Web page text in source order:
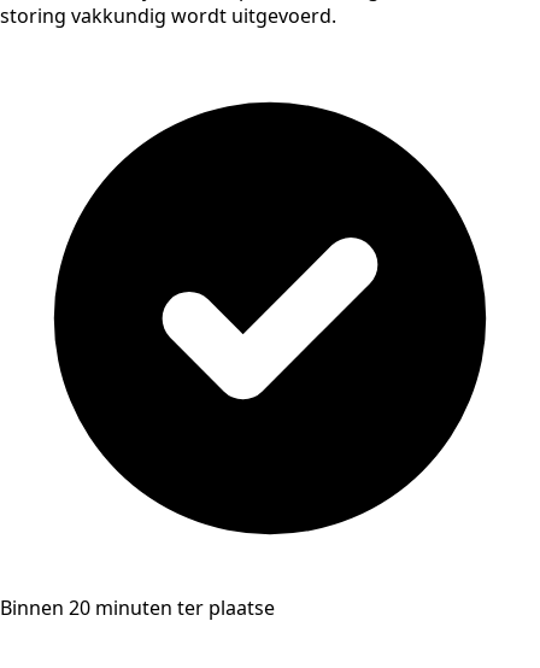
storing vakkundig wordt uitgevoerd.
Binnen 20 minuten ter plaatse